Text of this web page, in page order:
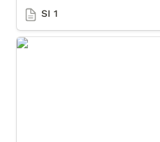
SI 1
SI 2